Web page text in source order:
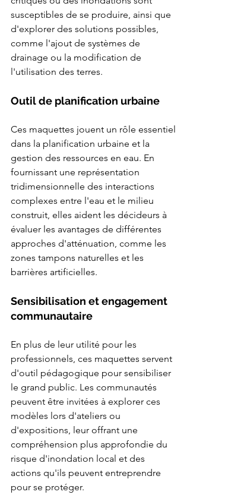
susceptibles de se produire, ainsi que
d'explorer des solutions possibles,
comme l'ajout de systèmes de
drainage ou la modification de
l'utilisation des terres.
Outil de planification urbaine
Ces maquettes jouent un rôle essentiel
dans la planification urbaine et la
gestion des ressources en eau. En
fournissant une représentation
tridimensionnelle des interactions
complexes entre l'eau et le milieu
construit, elles aident les décideurs à
évaluer les avantages de différentes
approches d'atténuation, comme les
zones tampons naturelles et les
barrières artificielles.
Sensibilisation et engagement
communautaire
En plus de leur utilité pour les
professionnels, ces maquettes servent
d'outil pédagogique pour sensibiliser
le grand public. Les communautés
peuvent être invitées à explorer ces
modèles lors d'ateliers ou
d'expositions, leur offrant une
compréhension plus approfondie du
risque d'inondation local et des
actions qu'ils peuvent entreprendre
pour se protéger.